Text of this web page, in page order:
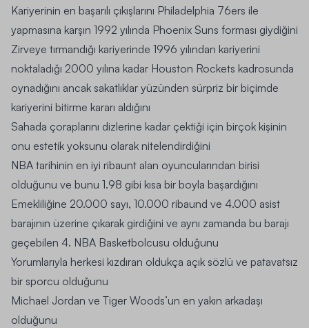
Kariyerinin en başarılı çıkışlarını Philadelphia 76ers ile
yapmasına karşın 1992 yılında Phoenix Suns forması giydiğini
Zirveye tırmandığı kariyerinde 1996 yılından kariyerini
noktaladığı 2000 yılına kadar Houston Rockets kadrosunda
oynadığını ancak sakatlıklar yüzünden sürpriz bir biçimde
kariyerini bitirme kararı aldığını
Sahada çoraplarını dizlerine kadar çektiği için birçok kişinin
onu estetik yoksunu olarak nitelendirdiğini
NBA tarihinin en iyi ribaunt alan oyuncularından birisi
olduğunu ve bunu 1.98 gibi kısa bir boyla başardığını
Emekliliğine 20.000 sayı, 10.000 ribaund ve 4.000 asist
barajının üzerine çıkarak girdiğini ve aynı zamanda bu barajı
geçebilen 4. NBA Basketbolcusu olduğunu
Yorumlarıyla herkesi kızdıran oldukça açık sözlü ve patavatsız
bir sporcu olduğunu
Michael Jordan ve Tiger Woods’un en yakın arkadaşı
olduğunu